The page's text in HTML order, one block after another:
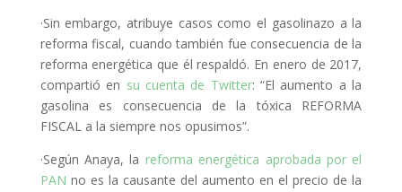
·Sin embargo, atribuye casos como el gasolinazo a la
reforma fiscal, cuando también fue consecuencia de la
reforma energética que él respaldó. En enero de 2017,
compartió en su cuenta de Twitter: “El aumento a la
gasolina es consecuencia de la tóxica REFORMA
FISCAL a la siempre nos opusimos”.
·Según Anaya, la reforma energética aprobada por el
PAN no es la causante del aumento en el precio de la